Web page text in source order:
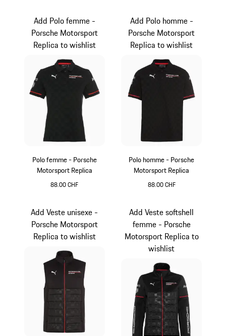
Polo femme - Porsche
Motorsport Replica
88.00 CHF
Add Polo femme -
Porsche Motorsport
Replica to wishlist
Polo homme - Porsche
Motorsport Replica
88.00 CHF
Add Polo homme -
Porsche Motorsport
Replica to wishlist
Add Veste unisexe -
Porsche Motorsport
Replica to wishlist
Add Veste softshell
femme - Porsche
Motorsport Replica to
wishlist